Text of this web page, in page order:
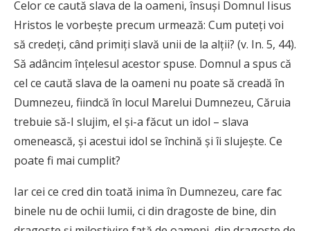
Celor ce caută slava de la oameni, însuşi Domnul Iisus
Hristos le vorbeşte precum urmează: Cum puteţi voi
să credeţi, când primiţi slavă unii de la alţii? (v. In. 5, 44).
Să adâncim înţelesul acestor spuse. Domnul a spus că
cel ce caută slava de la oameni nu poate să creadă în
Dumnezeu, fiindcă în locul Marelui Dumnezeu, Căruia
trebuie să-I slujim, el şi-a făcut un idol – slava
omenească, şi acestui idol se închină şi îi slujeşte. Ce
poate fi mai cumplit?
Iar cei ce cred din toată inima în Dumnezeu, care fac
binele nu de ochii lumii, ci din dragoste de bine, din